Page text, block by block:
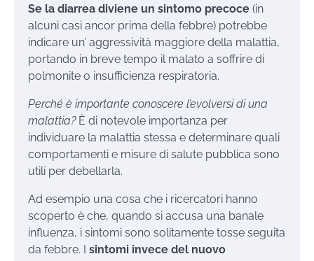
Se la diarrea diviene un sintomo precoce (in
alcuni casi ancor prima della febbre) potrebbe
indicare un’ aggressività maggiore della malattia,
portando in breve tempo il malato a soffrire di
polmonite o insufficienza respiratoria.
Perché è importante conoscere l’evolversi di una
malattia?È di notevole importanza per
individuare la malattia stessa e determinare quali
comportamenti e misure di salute pubblica sono
utili per debellarla.
Ad esempio una cosa che i ricercatori hanno
scoperto è che, quando si accusa una banale
influenza, i sintomi sono solitamente tosse seguita
da febbre. I sintomi invece del nuovo